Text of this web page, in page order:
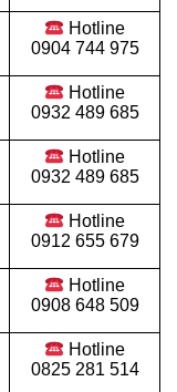
Hotline
0904 744 975
Hotline
0932 489 685
Hotline
0932 489 685
Hotline
0912 655 679
Hotline
0908 648 509
Hotline
0825 281 514